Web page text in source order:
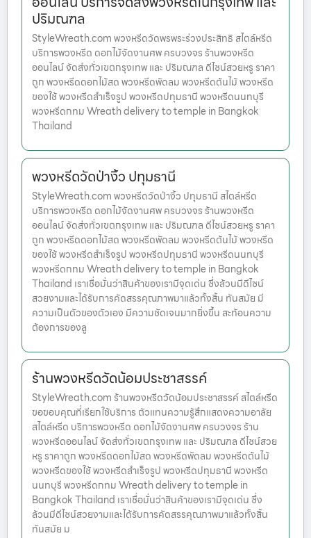
ปริมณฑล
StyleWreath.com พวงหรีดวัดพรพระร่วงประสิทธิ สไตล์หรีด
บริการพวงหรีด ดอกไม้จัดงานศพ ครบวงจร ร้านพวงหรีด
ออนไลน์ จัดส่งทั่วเขตกรุงเทพ และ ปริมณฑล ดีไซน์สวยหรู ราคา
ถูก พวงหรีดดอกไม้สด พวงหรีดพัดลม พวงหรีดต้นไม้ พวงหรีด
ของใช้ พวงหรีดสำเร็จรูป พวงหรีดปทุมธานี พวงหรีดนนทบุรี
พวงหรีดกทม Wreath delivery to temple in Bangkok
Thailand
พวงหรีดวัดป่างิ้ว ปทุมธานี
StyleWreath.com พวงหรีดวัดป่างิ้ว ปทุมธานี สไตล์หรีด
บริการพวงหรีด ดอกไม้จัดงานศพ ครบวงจร ร้านพวงหรีด
ออนไลน์ จัดส่งทั่วเขตกรุงเทพ และ ปริมณฑล ดีไซน์สวยหรู ราคา
ถูก พวงหรีดดอกไม้สด พวงหรีดพัดลม พวงหรีดต้นไม้ พวงหรีด
ของใช้ พวงหรีดสำเร็จรูป พวงหรีดปทุมธานี พวงหรีดนนทบุรี
พวงหรีดกทม Wreath delivery to temple in Bangkok
Thailand เราเชื่อมั่นว่าสินค้าของเรามีจุดเด่น ซึ่งล้วนมีดีไซน์
สวยงามและได้รับการคัดสรรคุณภาพมาแล้วทั้งสิ้น ทันสมัย มี
ความเป็นตัวของตัวเอง มีความชัดเจนมากยิ่งขึ้น สะท้อนความ
ต้องการของลู
ร้านพวงหรีดวัดน้อมประชาสรรค์
StyleWreath.com ร้านพวงหรีดวัดน้อมประชาสรรค์ สไตล์หรีด
ขอขอบคุณที่เรียกใช้บริการ ตัวแทนความรู้สึกแสดงความอาลัย
สไตล์หรีด บริการพวงหรีด ดอกไม้จัดงานศพ ครบวงจร ร้าน
พวงหรีดออนไลน์ จัดส่งทั่วเขตกรุงเทพ และ ปริมณฑล ดีไซน์สวย
หรู ราคาถูก พวงหรีดดอกไม้สด พวงหรีดพัดลม พวงหรีดต้นไม้
พวงหรีดของใช้ พวงหรีดสำเร็จรูป พวงหรีดปทุมธานี พวงหรีด
นนทบุรี พวงหรีดกทม Wreath delivery to temple in
Bangkok Thailand เราเชื่อมั่นว่าสินค้าของเรามีจุดเด่น ซึ่ง
ล้วนมีดีไซน์สวยงามและได้รับการคัดสรรคุณภาพมาแล้วทั้งสิ้น
ทันสมัย ม